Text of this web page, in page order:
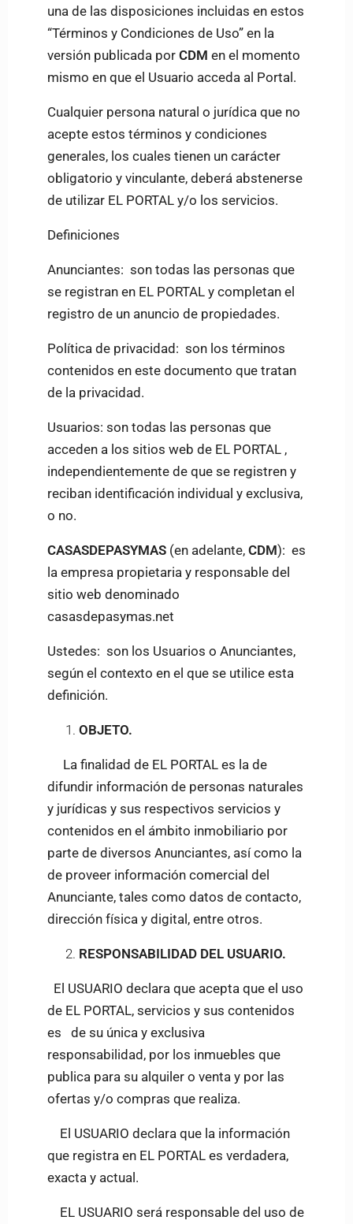
una de las disposiciones incluidas en estos
“Términos y Condiciones de Uso” en la
versión publicada por CDM en el momento
mismo en que el Usuario acceda al Portal.
Cualquier persona natural o jurídica que no
acepte estos términos y condiciones
generales, los cuales tienen un carácter
obligatorio y vinculante, deberá abstenerse
de utilizar EL PORTAL y/o los servicios.
Definiciones
Anunciantes: son todas las personas que
se registran en EL PORTAL y completan el
registro de un anuncio de propiedades.
Política de privacidad: son los términos
contenidos en este documento que tratan
de la privacidad.
Usuarios: son todas las personas que
acceden a los sitios web de EL PORTAL ,
independientemente de que se registren y
reciban identificación individual y exclusiva,
o no.
CASASDEPASYMAS (en adelante, CDM): es
la empresa propietaria y responsable del
sitio web denominado
casasdepasymas.net
Ustedes: son los Usuarios o Anunciantes,
según el contexto en el que se utilice esta
definición.
OBJETO.
La finalidad de EL PORTAL es la de
difundir información de personas naturales
y jurídicas y sus respectivos servicios y
contenidos en el ámbito inmobiliario por
parte de diversos Anunciantes, así como la
de proveer información comercial del
Anunciante, tales como datos de contacto,
dirección física y digital, entre otros.
RESPONSABILIDAD DEL USUARIO.
El USUARIO declara que acepta que el uso
de EL PORTAL, servicios y sus contenidos
es de su única y exclusiva
responsabilidad, por los inmuebles que
publica para su alquiler o venta y por las
ofertas y/o compras que realiza.
El USUARIO declara que la información
que registra en EL PORTAL es verdadera,
exacta y actual.
EL USUARIO será responsable del uso de